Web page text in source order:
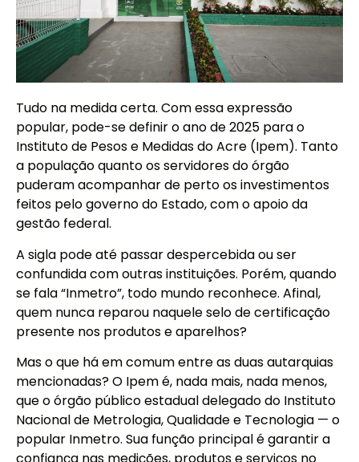
Tudo na medida certa. Com essa expressão
popular, pode-se definir o ano de 2025 para o
Instituto de Pesos e Medidas do Acre (Ipem). Tanto
a população quanto os servidores do órgão
puderam acompanhar de perto os investimentos
feitos pelo governo do Estado, com o apoio da
gestão federal.
A sigla pode até passar despercebida ou ser
confundida com outras instituições. Porém, quando
se fala “Inmetro”, todo mundo reconhece. Afinal,
quem nunca reparou naquele selo de certificação
presente nos produtos e aparelhos?
Mas o que há em comum entre as duas autarquias
mencionadas? O Ipem é, nada mais, nada menos,
que o órgão público estadual delegado do Instituto
Nacional de Metrologia, Qualidade e Tecnologia — o
popular Inmetro. Sua função principal é garantir a